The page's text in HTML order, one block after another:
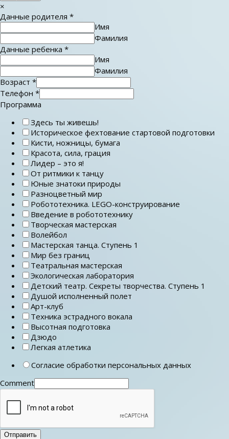
×
Данные родителя *
Имя
Фамилия
Данные ребенка *
Имя
Фамилия
Возраст *
Телефон *
Программа
Здесь ты живешь!
Историческое фехтование стартовой подготовки
Кисти, ножницы, бумага
Красота, сила, грация
Лидер – это я!
От ритмики к танцу
Юные знатоки природы
Разноцветный мир
Робототехника. LEGO-конструирование
Введение в робототехнику
Творческая мастерская
Волейбол
Мастерская танца. Ступень 1
Мир без границ
Театральная мастерская
Экологическая лаборатория
Детский театр. Секреты творчества. Ступень 1
Душой исполненный полет
Арт-клуб
Техника эстрадного вокала
Высотная подготовка
Дзюдо
Легкая атлетика
Согласие обработки персональных данных
Comment
Отправить